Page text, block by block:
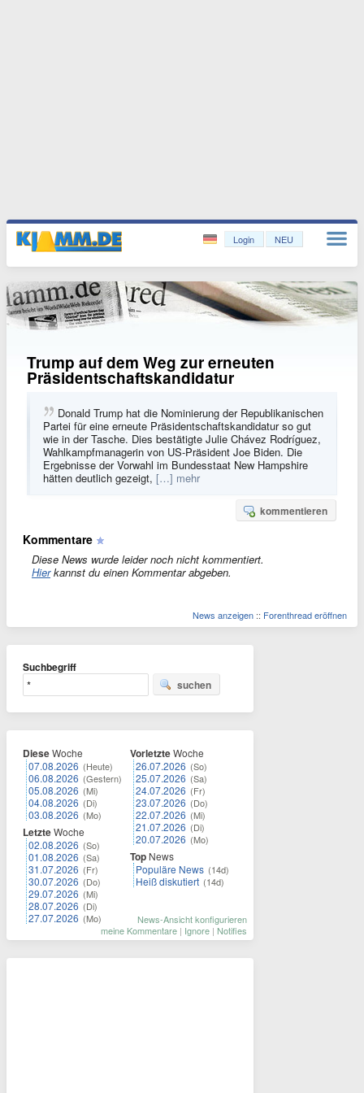
Login NEU
Trump auf dem Weg zur erneuten
Präsidentschaftskandidatur
Donald Trump hat die Nominierung der Republikanischen
Partei für eine erneute Präsidentschaftskandidatur so gut
wie in der Tasche. Dies bestätigte Julie Chávez Rodríguez,
Wahlkampfmanagerin von US-Präsident Joe Biden. Die
Ergebnisse der Vorwahl im Bundesstaat New Hampshire
hätten deutlich gezeigt, […] mehr
kommentieren
Kommentare
Diese News wurde leider noch nicht kommentiert.
Hierkannst du einen Kommentar abgeben.
News anzeigen :: Forenthread eröffnen
Suchbegriff
suchen
DieseWoche
07.08.2026 (Heute)
06.08.2026 (Gestern)
05.08.2026 (Mi)
04.08.2026 (Di)
03.08.2026 (Mo)
LetzteWoche
02.08.2026 (So)
01.08.2026 (Sa)
31.07.2026 (Fr)
30.07.2026 (Do)
29.07.2026 (Mi)
28.07.2026 (Di)
27.07.2026 (Mo)
VorletzteWoche
26.07.2026 (So)
25.07.2026 (Sa)
24.07.2026 (Fr)
23.07.2026 (Do)
22.07.2026 (Mi)
21.07.2026 (Di)
20.07.2026 (Mo)
Top News
Populäre News (14d)
Heiß diskutiert (14d)
News-Ansicht konfigurieren
meine Kommentare | Ignore | Notifies